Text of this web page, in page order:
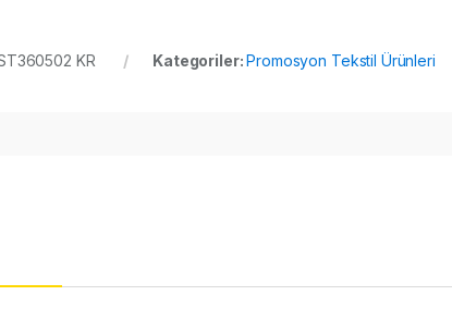
KR Kategoriler:Promosyon Tekstil Ürünleri